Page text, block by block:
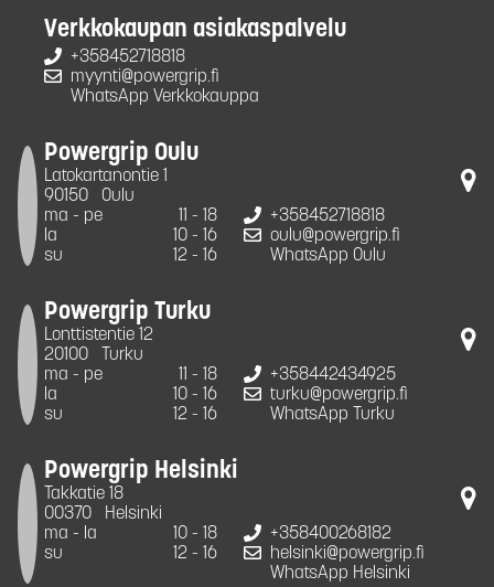
Verkkokaupan asiakaspalvelu
+358452718818
myynti@powergrip.fi
WhatsApp Verkkokauppa
Powergrip Oulu
Latokartanontie 1
90150
Oulu
ma - pe
11 - 18
la
10 - 16
su
12 - 16
+358452718818
oulu@powergrip.fi
WhatsApp Oulu
Powergrip Turku
Lonttistentie 12
20100
Turku
ma - pe
11 - 18
la
10 - 16
su
12 - 16
+358442434925
turku@powergrip.fi
WhatsApp Turku
Powergrip Helsinki
Takkatie 18
00370
Helsinki
ma - la
10 - 18
su
12 - 16
+358400268182
helsinki@powergrip.fi
WhatsApp Helsinki